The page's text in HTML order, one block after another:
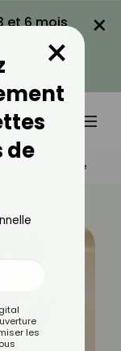
et 6 mois
×
Pain De Viande
de
×
les